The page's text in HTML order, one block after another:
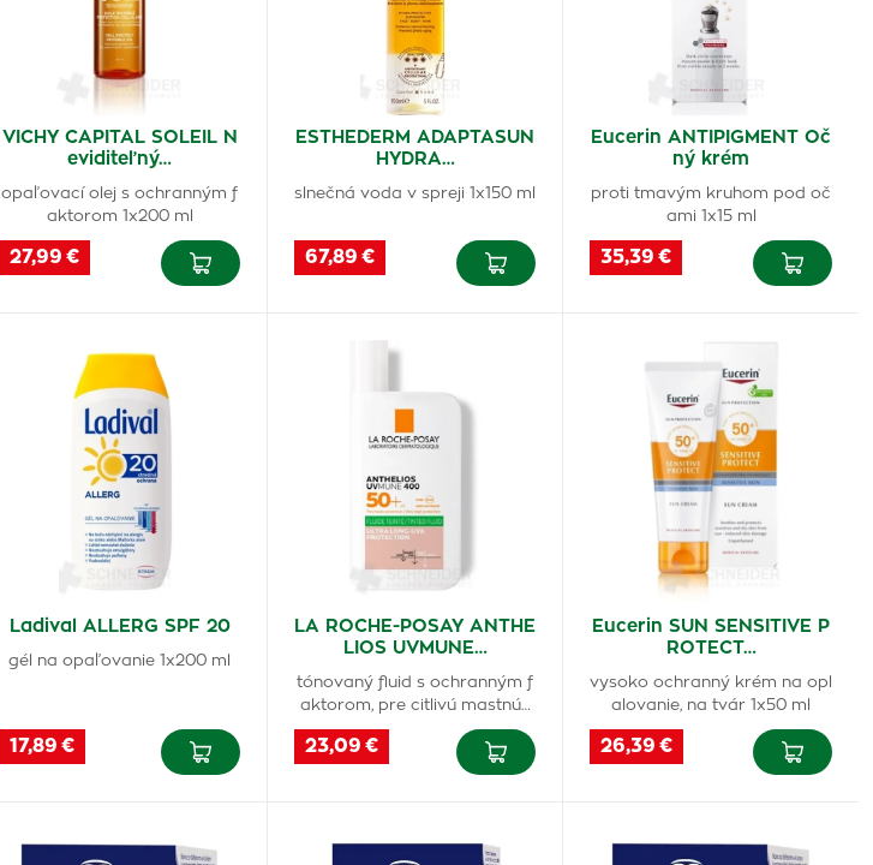
VICHY CAPITAL SOLEIL N
eviditeľný…
opaľovací olej s ochranným f
aktorom 1x200 ml
27,99 €
ESTHEDERM ADAPTASUN
HYDRA…
slnečná voda v spreji 1x150 ml
67,89 €
Eucerin ANTIPIGMENT Oč
ný krém
proti tmavým kruhom pod oč
ami 1x15 ml
35,39 €
Ladival ALLERG SPF 20
gél na opaľovanie 1x200 ml
17,89 €
LA ROCHE-POSAY ANTHE
LIOS UVMUNE…
tónovaný fluid s ochranným f
aktorom, pre citlivú mastnú…
23,09 €
Eucerin SUN SENSITIVE P
ROTECT…
vysoko ochranný krém na opl
alovanie, na tvár 1x50 ml
26,39 €